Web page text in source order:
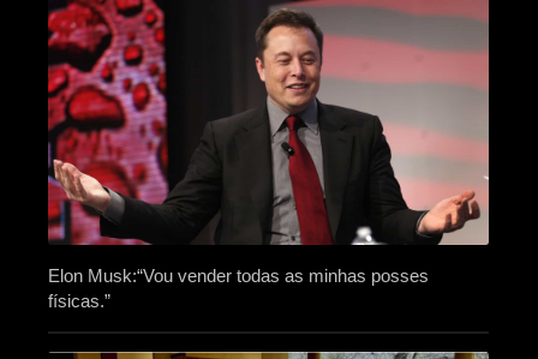
Elon Musk:“Vou vender todas as minhas posses
físicas.”